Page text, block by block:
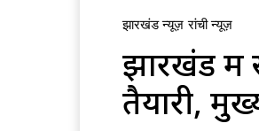
झारखंड न्यूज़ रांची न्यूज़
झारखंड में
तैयारी,